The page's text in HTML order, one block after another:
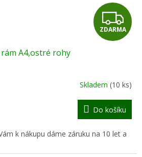
Z
D
R
M
A
ZDARMA
A4,ostré rohy
Skladem (10 ks)
Do košíku
k nákupu dáme záruku na 10 let a